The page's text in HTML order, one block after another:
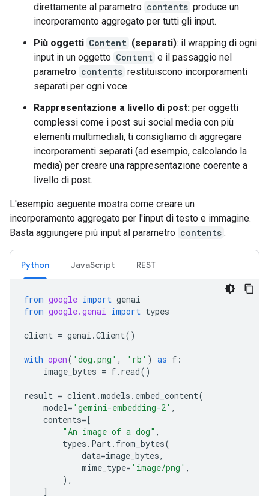
direttamente al parametro contents produce un
incorporamento aggregato per tutti gli input.
Più oggetti Content (separati): il wrapping di ogni
input in un oggetto Content e il passaggio nel
parametro contents restituiscono incorporamenti
separati per ogni voce.
Rappresentazione a livello di post: per oggetti
complessi come i post sui social media con più
elementi multimediali, ti consigliamo di aggregare
incorporamenti separati (ad esempio, calcolando la
media) per creare una rappresentazione coerente a
livello di post.
L'esempio seguente mostra come creare un
incorporamento aggregato per l'input di testo e immagine.
Basta aggiungere più input al parametro contents :
Python JavaScript REST
from google import genai
from google.genai import types
client = genai .Client()
with open( 'dog.png' , 'rb' ) as f :
image_bytes = f. read()
result = client.models . embed_content(
model= 'gemini-embedding-2' ,
contents=[
"An image of a dog" ,
types . Part. from_bytes(
data=image_bytes,
mime_type= 'image/png' ,
),
]